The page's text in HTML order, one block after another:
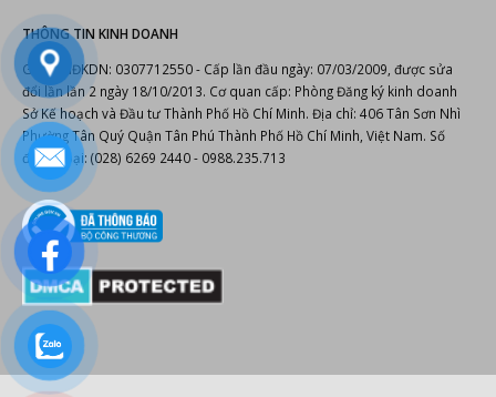
THÔNG TIN KINH DOANH
Giấy CNĐKDN: 0307712550 - Cấp lần đầu ngày: 07/03/2009, được sửa
đổi lần lần 2 ngày 18/10/2013. Cơ quan cấp: Phòng Đăng ký kinh doanh
Sở Kế hoạch và Đầu tư Thành Phố Hồ Chí Minh. Địa chỉ: 406 Tân Sơn Nhì
Phường Tân Quý Quận Tân Phú Thành Phố Hồ Chí Minh, Việt Nam. Số
điện thoại: (028) 6269 2440 - 0988.235.713